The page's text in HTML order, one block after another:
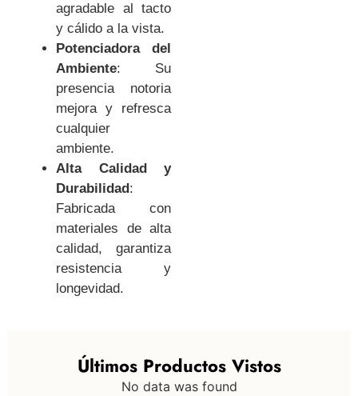
agradable al tacto
y cálido a la vista.
Potenciadora del
Ambiente: Su
presencia notoria
mejora y refresca
cualquier
ambiente.
Alta Calidad y
Durabilidad:
Fabricada con
materiales de alta
calidad, garantiza
resistencia y
longevidad.
Últimos Productos Vistos
No data was found